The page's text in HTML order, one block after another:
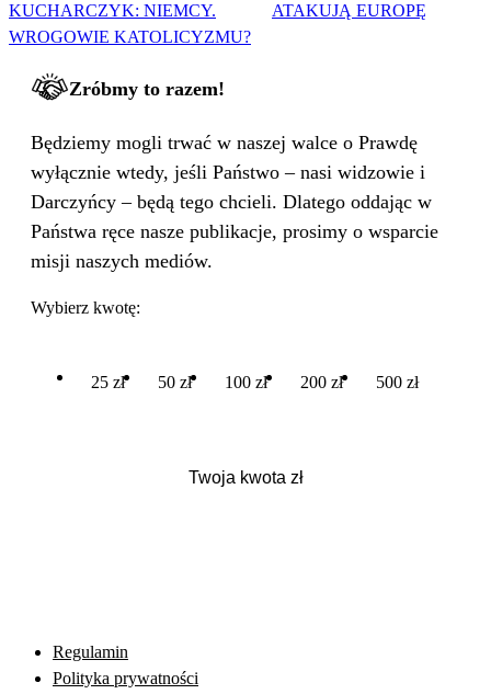
KUCHARCZYK: NIEMCY.
WROGOWIE KATOLICYZMU?
ATAKUJĄ EUROPĘ
Zróbmy to razem!
Będziemy mogli trwać w naszej walce o Prawdę
wyłącznie wtedy, jeśli Państwo – nasi widzowie i
Darczyńcy – będą tego chcieli. Dlatego oddając w
Państwa ręce nasze publikacje, prosimy o wsparcie
misji naszych mediów.
Wybierz kwotę:
25 zł 50 zł 100 zł 200 zł 500 zł
Regulamin
Polityka prywatności